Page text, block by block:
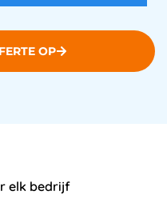
OP
elk bedrijf